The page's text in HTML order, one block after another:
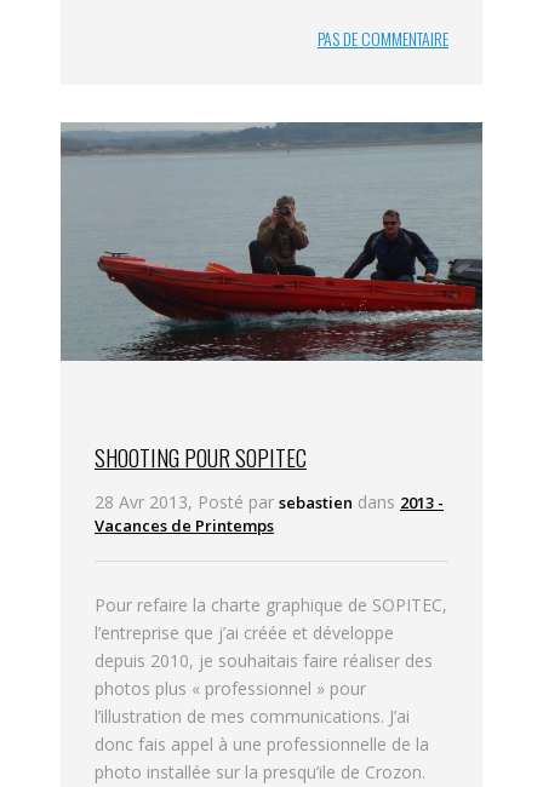
PAS DE COMMENTAIRE
SHOOTING POUR SOPITEC
28 Avr 2013, Posté par sebastien dans 2013 -
Vacances de Printemps
Pour refaire la charte graphique de SOPITEC,
l’entreprise que j’ai créée et développe
depuis 2010, je souhaitais faire réaliser des
photos plus « professionnel » pour
l’illustration de mes communications. J’ai
donc fais appel à une professionnelle de la
photo installée sur la presqu’ile de Crozon.